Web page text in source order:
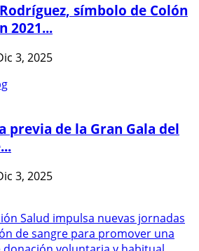
símbolo de Colón
2021...
3, 2025
previa de la Gran Gala del
3, 2025